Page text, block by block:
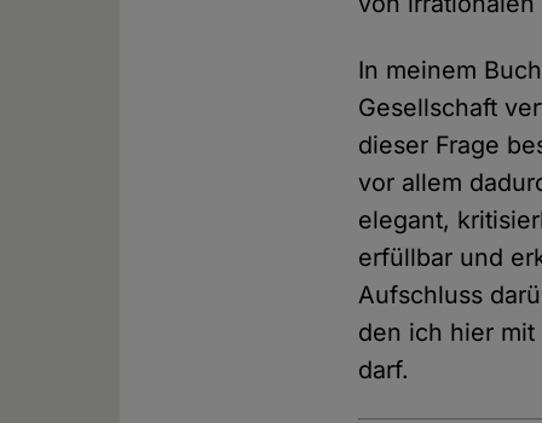
In meinem
Gesellschaft
dieser Frage
vor allem
elegant,
erfüllbar und
Aufschluss
den ich hier
darf.